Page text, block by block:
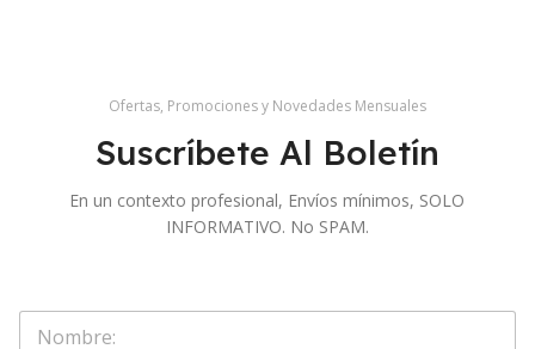
Ofertas, Promociones y Novedades Mensuales
Suscríbete Al Boletín
En un contexto profesional, Envíos mínimos, SOLO
INFORMATIVO. No SPAM.
S